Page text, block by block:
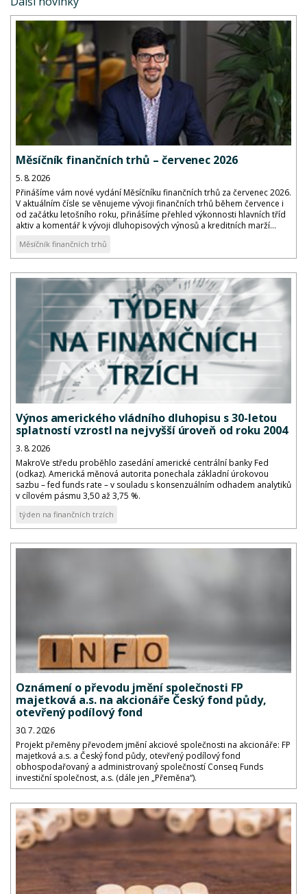
Měsíčník finančních trhů – červenec 2026
5. 8. 2026
Přinášíme vám nové vydání Měsíčníku finančních trhů za červenec 2026.
V aktuálním čísle se věnujeme vývoji finančních trhů během července i
od začátku letošního roku, přinášíme přehled výkonnosti hlavních tříd
aktiv a komentář k vývoji dluhopisových výnosů a kreditních marží...
Měsíčník finančních trhů
Výnos amerického vládního dluhopisu s 30-letou
splatností vzrostl na nejvyšší úroveň od roku 2004
3. 8. 2026
MakroVe středu proběhlo zasedání americké centrální banky Fed
(odkaz). Americká měnová autorita ponechala základní úrokovou
sazbu – fed funds rate – v souladu s konsenzuálním odhadem analytiků
v cílovém pásmu 3,50 až 3,75 %.
týden na finančních trzích
Oznámení o převodu jmění společnosti FP
majetková a.s. na akcionáře Český fond půdy,
otevřený podílový fond
30. 7. 2026
Projekt přeměny převodem jmění akciové společnosti na akcionáře: FP
majetková a.s. a Český fond půdy, otevřený podílový fond
obhospodařovaný a administrovaný společností Conseq Funds
investiční společnost, a.s. (dále jen „Přeměna“).